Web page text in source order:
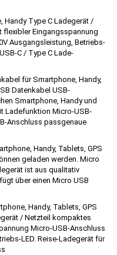
Handy Type C Ladegerät /
flexibler Eingangsspannung
Ausgangsleistung, Betriebs-
C / Type C Lade-
für Smartphone, Handy,
Datenkabel USB-
Smartphone, Handy und
Ladefunktion Micro-USB-
Anschluss passgenaue
Handy, Tablets, GPS
geladen werden. Micro
ist aus qualitativ
über einen Micro USB
Handy, Tablets, GPS
/ Netzteil kompaktes
Micro-USB-Anschluss
LED. Reise-Ladegerät für